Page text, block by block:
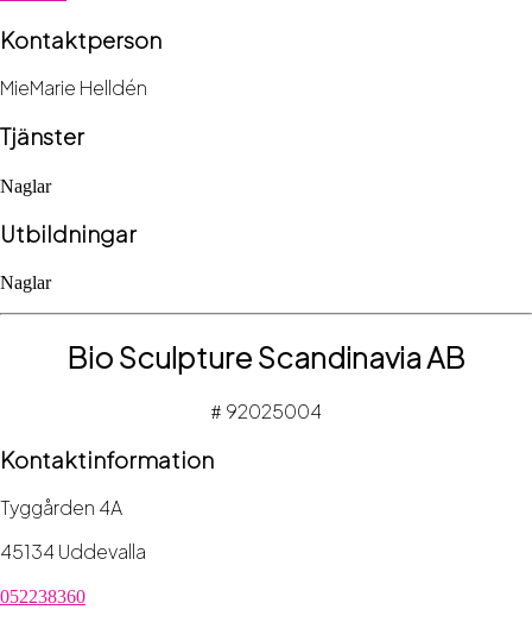
Kontaktperson
MieMarie Helldén
Tjänster
Naglar
Utbildningar
Naglar
Bio Sculpture Scandinavia AB
# 92025004
Kontaktinformation
Tyggården 4A
45134 Uddevalla
052238360